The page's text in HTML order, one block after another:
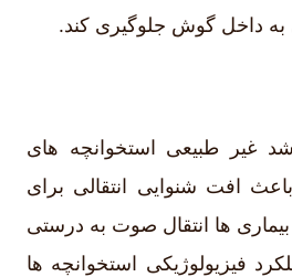
به داخل گوش جلوگیری کند.
غیر طبیعی استخوانچه های
افت شنوایی انتقالی برای
ها انتقال صوت به درستی
فیزیولوژیکی استخوانچه ها